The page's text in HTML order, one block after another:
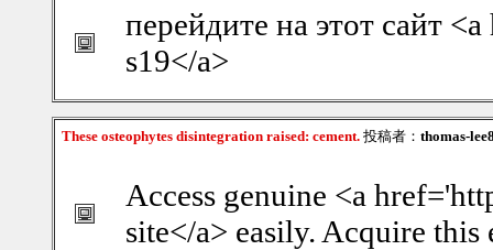
перейдите на этот сайт
s19</a>
These osteophytes disintegration raised: cement. 投稿者： thomas-
Access genuine <a
site</a> easily. Acquire this